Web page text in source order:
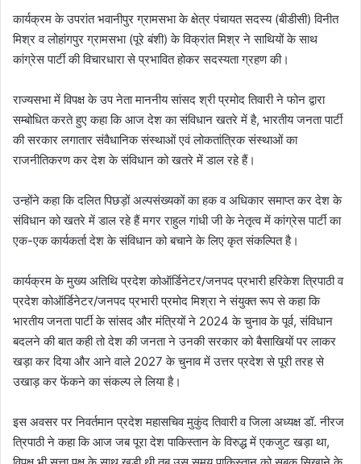
कार्यक्रम के उपरांत भवानीपुर ग्रामसभा के क्षेत्र पंचायत सदस्य (बीडीसी) विनीत
मिश्र व लोहांगपुर ग्रामसभा (पूरे बंशी) के विक्रांत मिश्र ने साथियों के साथ
कांग्रेस पार्टी की विचारधारा से प्रभावित होकर सदस्यता ग्रहण की।
राज्यसभा में विपक्ष के उप नेता माननीय सांसद श्री प्रमोद तिवारी ने फोन द्वारा
सम्बोधित करते हुए कहा कि आज देश का संविधान खतरे में है, भारतीय जनता पार्टी
की सरकार लगातार संवैधानिक संस्थाओं एवं लोकतांत्रिक संस्थाओं का
राजनीतिकरण कर देश के संविधान को खतरे में डाल रहे हैं।
उन्होंने कहा कि दलित पिछड़ों अल्पसंख्यकों का हक व अधिकार समाप्त कर देश के
संविधान को खतरे में डाल रहे हैं मगर राहुल गांधी जी के नेतृत्व में कांग्रेस पार्टी का
एक-एक कार्यकर्ता देश के संविधान को बचाने के लिए कृत संकल्पित है।
कार्यक्रम के मुख्य अतिथि प्रदेश कोऑर्डिनेटर/जनपद प्रभारी हरिकेश त्रिपाठी व
प्रदेश कोऑर्डिनेटर/जनपद प्रभारी प्रमोद मिश्रा ने संयुक्त रूप से कहा कि
भारतीय जनता पार्टी के सांसद और मंत्रियों ने 2024 के चुनाव के पूर्व, संविधान
बदलने की बात कही तो देश की जनता ने उनकी सरकार को बैसाखियों पर लाकर
खड़ा कर दिया और आने वाले 2027 के चुनाव में उत्तर प्रदेश से पूरी तरह से
उखाड़ कर फेंकने का संकल्प ले लिया है।
इस अवसर पर निवर्तमान प्रदेश महासचिव मुकुंद तिवारी व जिला अध्यक्ष डॉ. नीरज
त्रिपाठी ने कहा कि आज जब पूरा देश पाकिस्तान के विरुद्ध में एकजुट खड़ा था,